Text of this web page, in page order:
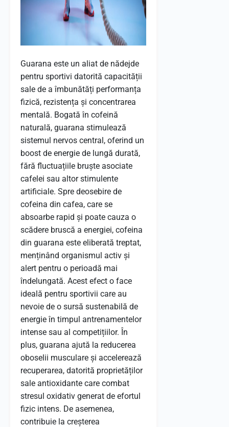
Guarana este un aliat de nădejde
pentru sportivi datorită capacității
sale de a îmbunătăți performanța
fizică, rezistența și concentrarea
mentală. Bogată în cofeină
naturală, guarana stimulează
sistemul nervos central, oferind un
boost de energie de lungă durată,
fără fluctuațiile bruște asociate
cafelei sau altor stimulente
artificiale. Spre deosebire de
cofeina din cafea, care se
absoarbe rapid și poate cauza o
scădere bruscă a energiei, cofeina
din guarana este eliberată treptat,
menținând organismul activ și
alert pentru o perioadă mai
îndelungată. Acest efect o face
ideală pentru sportivii care au
nevoie de o sursă sustenabilă de
energie în timpul antrenamentelor
intense sau al competițiilor. În
plus, guarana ajută la reducerea
oboselii musculare și accelerează
recuperarea, datorită proprietăților
sale antioxidante care combat
stresul oxidativ generat de efortul
fizic intens. De asemenea,
contribuie la creșterea